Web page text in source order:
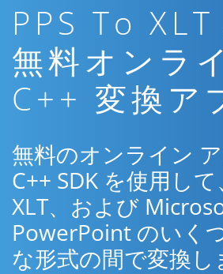
PPS To
無料オンラ
C++ 変換ア
無料のオンライン
C++ SDK を使用して
XLT、および
PowerPoint のいく
な形式の間で変換し